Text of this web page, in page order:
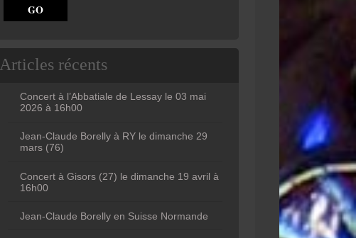
Articles récents
Concert à l’Abbatiale de Lessay le 03 mai
2026 à 16h00
Jean-Claude Borelly à RY le dimanche 29
mars (76)
Concert à Gisors (27) le dimanche 19 avril à
16h00
Jean-Claude Borelly en Suisse Normande